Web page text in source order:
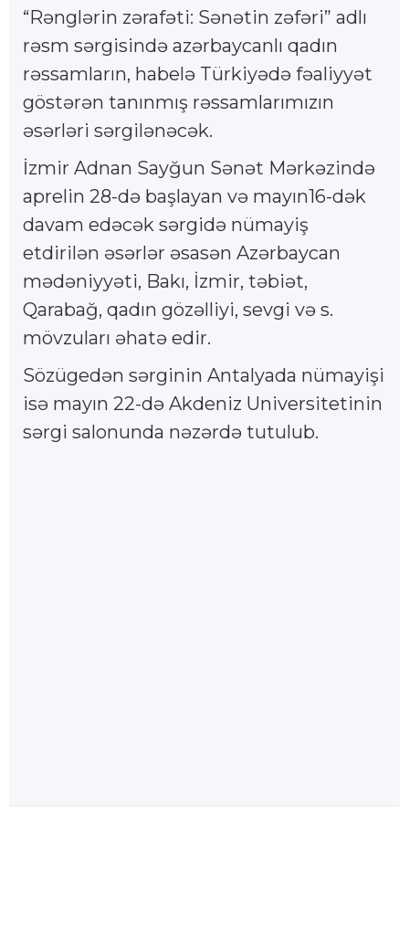
“Rənglərin zərafəti: Sənətin zəfəri” adlı
rəsm sərgisində azərbaycanlı qadın
rəssamların, habelə Türkiyədə fəaliyyət
göstərən tanınmış rəssamlarımızın
əsərləri sərgilənəcək.
İzmir Adnan Sayğun Sənət Mərkəzində
aprelin 28-də başlayan və mayın16-dək
davam edəcək sərgidə nümayiş
etdirilən əsərlər əsasən Azərbaycan
mədəniyyəti, Bakı, İzmir, təbiət,
Qarabağ, qadın gözəlliyi, sevgi və s.
mövzuları əhatə edir.
Sözügedən sərginin Antalyada nümayişi
isə mayın 22-də Akdeniz Universitetinin
sərgi salonunda nəzərdə tutulub.